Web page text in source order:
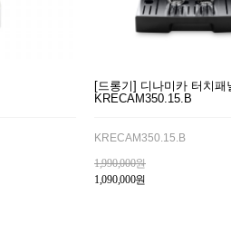
[드롱기] 디나미카 터치패
KRECAM350.15.B
KRECAM350.15.B
1,990,000원
1,090,000원